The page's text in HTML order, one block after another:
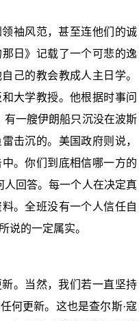
袖风范，甚至连他们的诚
日》记载了一个可悲的逸
己的教会教成人主日学。
大学教授。他根据时事问
有一艘伊朗船只沉没在波斯
击沉的。美国政府则说，
。你们到底相信哪一方的
人回答。每一个人在决定真
。全班没有一个人信任自
说的一定属实。
。当然，我们若一直坚持
何更新。这也是查尔斯·寇